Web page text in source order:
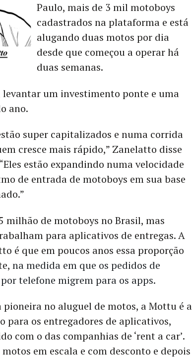
Paulo, mais de 3 mil motoboys
cadastrados na plataforma e está
alugando duas motos por dia
desde que começou a operar há
duas semanas.
um investimento ponte e uma
ano.
super capitalizados e numa corrida
cresce mais rápido,” Zanelatto disse
estão expandindo numa velocidade
de entrada de motoboys em sua base
milhão de motoboys no Brasil, mas
para aplicativos de entregas. A
é que em poucos anos essa proporção
na medida em que os pedidos de
telefone migrem para os apps.
pioneira no aluguel de motos, a Mottu é a
para os entregadores de aplicativos,
com o das companhias de ‘rent a car’.
em escala e com desconto e depois